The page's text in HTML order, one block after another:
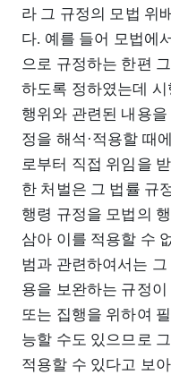
라 그 규정의 모법 위
다. 예를 들어 모법에
으로 규정하는 한편
하도록 정하였는데
행위와 관련된 내용
정을 해석·적용할 때
로부터 직접 위임을
한 처벌은 그 법률 규
행령 규정을 모법의
삼아 이를 적용할 수
범과 관련하여서는
용을 보완하는 규정
또는 집행을 위하여
능할 수도 있으므로
적용할 수 있다고 보